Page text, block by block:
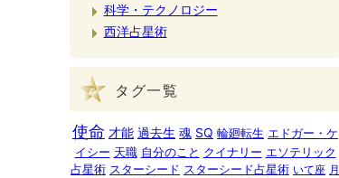
科学・テクノロジー
西洋占星術
タグ一覧
使命 才能 過去生 魂 SQ 輪廻転生 エドガー・ケ
イシー 天職 自分のこと クイナリー エソテリック
占星術 スターシード スターシード占星術 いて座 月